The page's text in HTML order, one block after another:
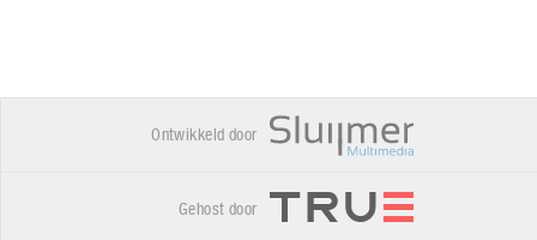
Ontwikkeld door
Gehost door